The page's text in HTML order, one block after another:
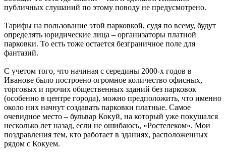
публичных слушаний по этому поводу не предусмотрено.
Тарифы на пользование этой парковкой, судя по всему, будут
определять юридические лица – организаторы платной
парковки. То есть тоже остается безграничное поле для
фантазий.
С учетом того, что начиная с середины 2000-х годов в
Иванове было построено огромное количество офисных,
торговых и прочих общественных зданий без парковок
(особенно в центре города), можно предположить, что именно
около них начнут создавать парковки платные. Самое
очевидное место – бульвар Кокуй, на который уже покушался
несколько лет назад, если не ошибаюсь, «Ростелеком». Мои
поздравления тем, кто работает в зданиях, расположенных
рядом с Кокуем.